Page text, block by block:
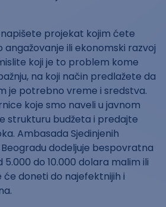
projekat kojim ćete
ili ekonomski razvoj
koji je to problem kome
na koji način predlažete da
je potrebno vreme i sredstva.
koje smo naveli u javnom
strukturu budžeta i predajte
Ambasada Sjedinjenih
dodeljuje bespovratna
5.000 do 10.000 dolara malim ili
će doneti do najefektnijih i